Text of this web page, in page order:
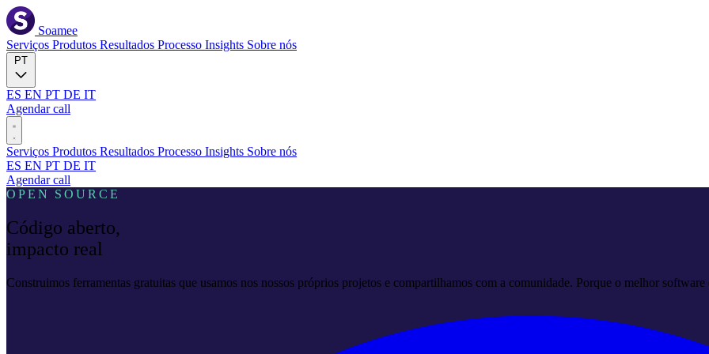
Soamee
Serviços Produtos Resultados Processo Insights Sobre nós
ES EN PT DE IT
Agendar call
Serviços Produtos Resultados Processo Insights Sobre nós
ES EN PT DE IT
Agendar call
OPEN SOURCE
Código aberto,
impacto real
Construimos ferramentas gratuitas que usamos nos nossos próprios projetos e compartilhamos com a comunidade. Porque o melhor